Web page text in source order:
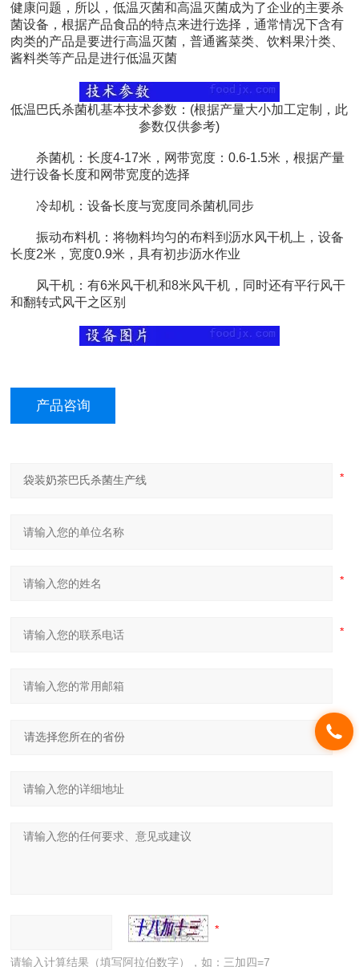
健康问题，所以，低温灭菌和高温灭菌成为了企业的主要杀
菌设备，根据产品食品的特点来进行选择，通常情况下含有
肉类的产品是要进行高温灭菌，普通酱菜类、饮料果汁类、
酱料类等产品是进行低温灭菌
低温巴氏杀菌机基本技术参数：(根据产量大小加工定制，此
参数仅供参考)
杀菌机：长度4-17米，网带宽度：0.6-1.5米，根据产量
进行设备长度和网带宽度的选择
冷却机：设备长度与宽度同杀菌机同步
振动布料机：将物料均匀的布料到沥水风干机上，设备
长度2米，宽度0.9米，具有初步沥水作业
风干机：有6米风干机和8米风干机，同时还有平行风干
和翻转式风干之区别
产品咨询
请输入计算结果（填写阿拉伯数字），如：三加四=7